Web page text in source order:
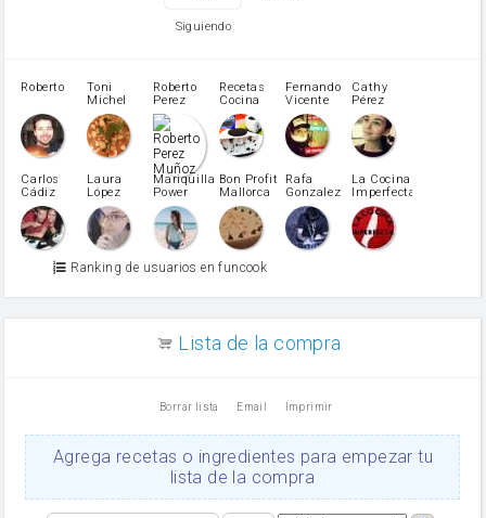
Opcional: Azúcar avainillado
patatas
pimiento rojo
Pimentón
pimiento verde
miel
vino blanco
Azúcar glass
Azúcar moreno
Zumo de limón
arroz
Ajos
orégano
Siguiendo
Roberto
Toni
Michel
Caubet
Roberto
Perez
Muñoz
Recetas
Cocina
Fernando
Vicente
Cathy
Pérez
Carlos
Cádiz
Laura
López
Martínez
Mariquilla
Power
Bon Profit
Mallorca
Rafa
Gonzalez
La Cocina
Imperfecta
Ranking de usuarios en funcook
Lista de la compra
Borrar lista Email Imprimir
Agrega recetas o ingredientes para empezar tu
lista de la compra